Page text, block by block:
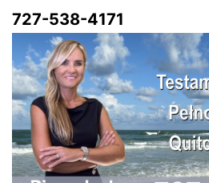
727-538-4171